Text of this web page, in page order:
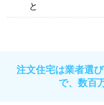
と
注文住宅は業者選
で、数百